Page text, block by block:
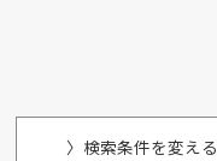
〉検索条件を変える